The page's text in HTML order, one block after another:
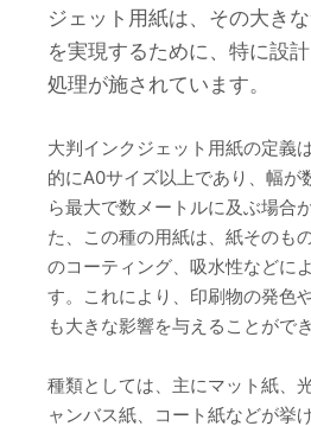
ジェット用紙は、その大き
を実現するために、特に設
処理が施されています。
大判インクジェット用紙の定義
的にA0サイズ以上であり、幅が
ら最大で数メートルに及ぶ場合
た、この種の用紙は、紙そのも
のコーティング、吸水性などに
す。これにより、印刷物の発色
も大きな影響を与えることができ
種類としては、主にマット紙、
ャンバス紙、コート紙などが挙